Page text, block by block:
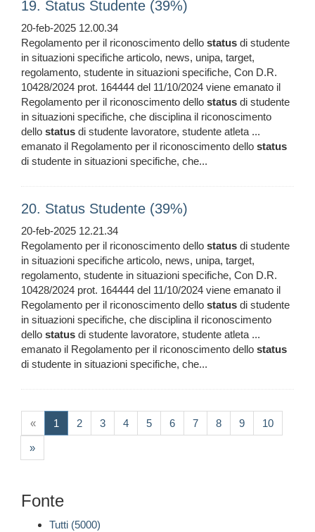
19. Status Studente (39%)
20-feb-2025 12.00.34
Regolamento per il riconoscimento dello status di studente
in situazioni specifiche articolo, news, unipa, target,
regolamento, studente in situazioni specifiche, Con D.R.
10428/2024 prot. 164444 del 11/10/2024 viene emanato il
Regolamento per il riconoscimento dello status di studente
in situazioni specifiche, che disciplina il riconoscimento
dello status di studente lavoratore, studente atleta ...
emanato il Regolamento per il riconoscimento dello status
di studente in situazioni specifiche, che...
20. Status Studente (39%)
20-feb-2025 12.21.34
Regolamento per il riconoscimento dello status di studente
in situazioni specifiche articolo, news, unipa, target,
regolamento, studente in situazioni specifiche, Con D.R.
10428/2024 prot. 164444 del 11/10/2024 viene emanato il
Regolamento per il riconoscimento dello status di studente
in situazioni specifiche, che disciplina il riconoscimento
dello status di studente lavoratore, studente atleta ...
emanato il Regolamento per il riconoscimento dello status
di studente in situazioni specifiche, che...
« 1 (current)
2 3 4 5 6 7 8 9 10
»
Fonte
Tutti (5000)